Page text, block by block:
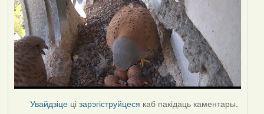
Увайдзіце цізарэгіструйцеся каб пакідаць каментары.